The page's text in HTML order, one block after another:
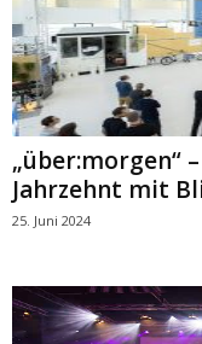
„über:morgen“
Jahrzehnt mit
25. Juni 2024